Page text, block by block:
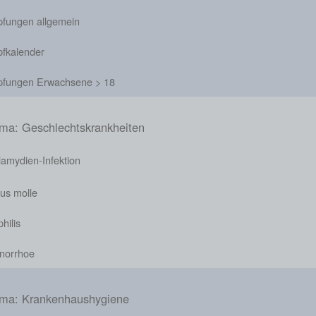
allgemein
Erwachsene > 18
Geschlechtskrankheiten
Infektion
molle
Krankenhaushygiene